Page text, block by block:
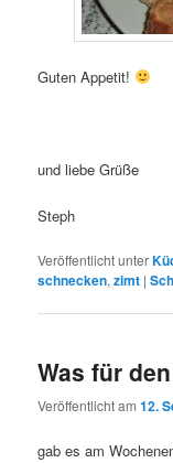
Guten Appetit!
und liebe Grüße
Steph
Veröffentlicht unter
schnecken,zimt |
Was für
Veröffentlicht am12.
gab es am